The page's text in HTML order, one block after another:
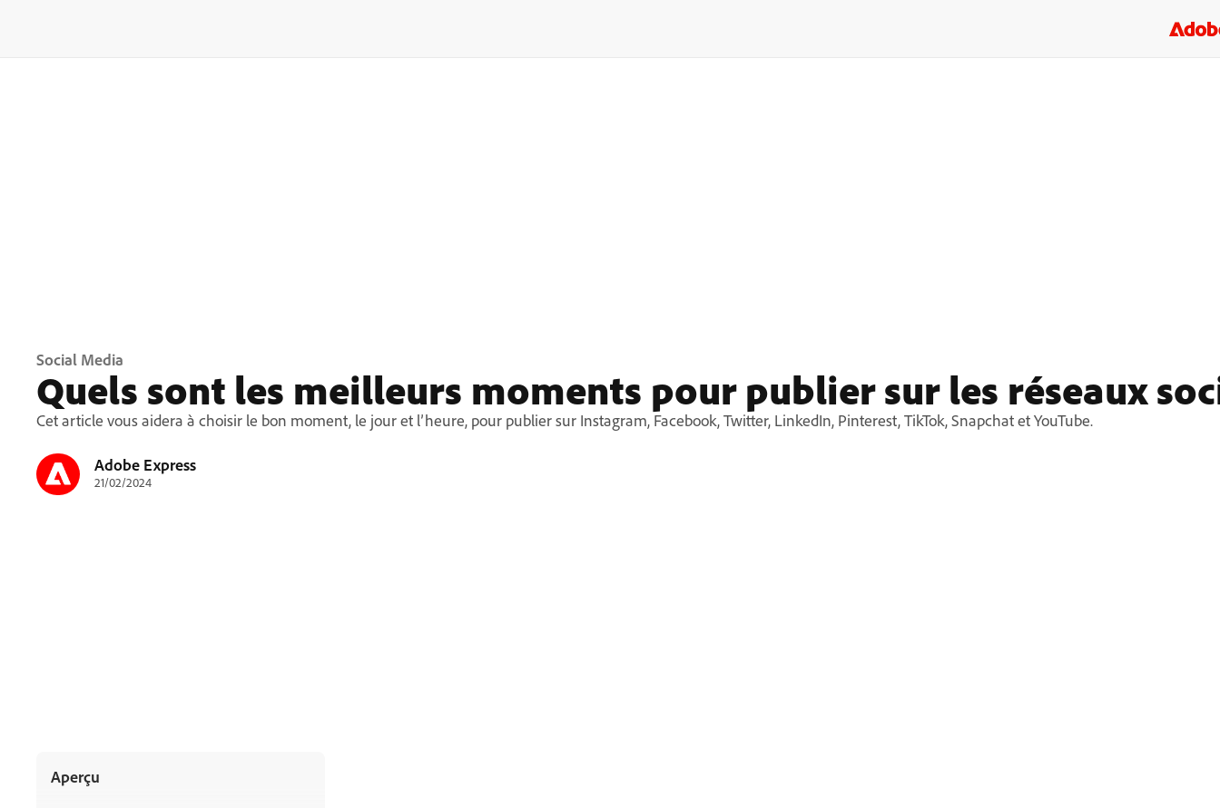
Social Media
Quels sont les meilleurs moments pour publier sur les réseaux
Cet article vous aidera à choisir le bon moment, le jour et l’heure, pour publier sur Instagram, Facebook, Twitter, LinkedIn, Pinterest, TikTok, Snapchat et YouTube.
Adobe Express
21/02/2024
Aperçu